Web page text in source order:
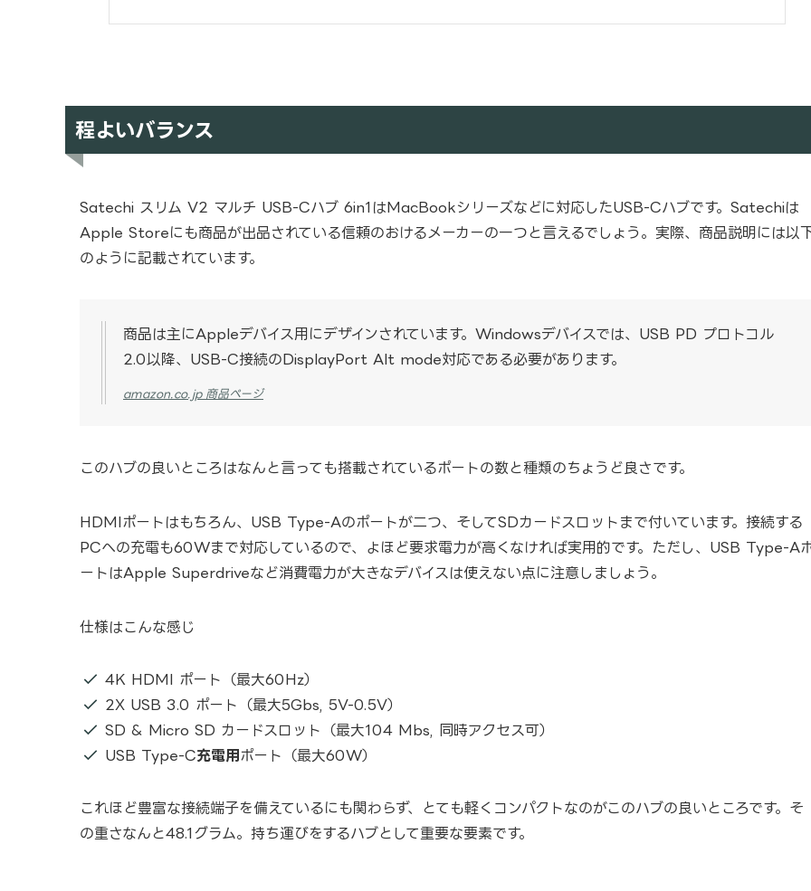
程よいバランス
Satechi スリム V2 マルチ USB-Cハブ 6in1 はMacBookシリーズなどに対応したUSB-Cハブです。Satechiは
Apple Storeにも商品が出品されている信頼のおけるメーカーの一つと言えるでしょう。実際、商品説明には以
のように記載されています。
商品は主にAppleデバイス用にデザインされています。Windowsデバイスでは、USB PD プロトコル
2.0以降、USB-C接続のDisplayPort Alt mode対応である必要があります。
amazon.co.jp 商品ページ
このハブの良いところはなんと言っても搭載されているポートの数と種類のちょうど良さです。
HDMIポートはもちろん、USB Type-Aのポートが二つ、そしてSDカードスロットまで付いています。接続する
PCへの充電も60Wまで対応しているので、よほど要求電力が高くなければ実用的です。ただし、USB Type-A
ートはApple Superdriveなど消費電力が大きなデバイスは使えない点に注意しましょう。
仕様はこんな感じ
4K HDMI ポート（最大60Hz）
2X USB 3.0 ポート（最大5Gbs, 5V-0.5V）
SD & Micro SD カードスロット（最大104 Mbs, 同時アクセス可）
USB Type-C充電用 ポート（最大60W）
これほど豊富な接続端子を備えているにも関わらず、とても軽くコンパクトなのがこのハブの良いところです。そ
の重さなんと48.1グラム。持ち運びをするハブとして重要な要素です。